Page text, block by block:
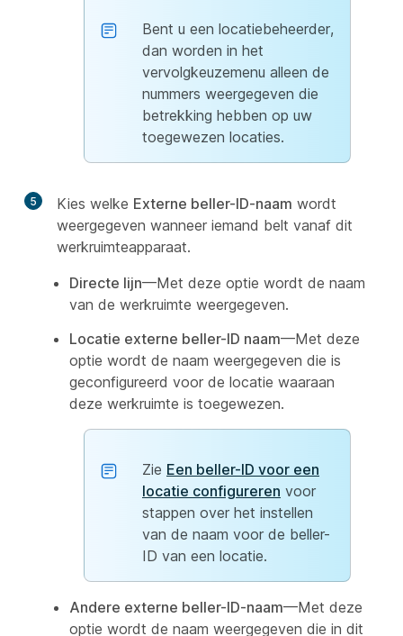
Bent u een locatiebeheerder,
dan worden in het
vervolgkeuzemenu alleen de
nummers weergegeven die
betrekking hebben op uw
toegewezen locaties.
5 Kies welke Externe beller-ID-naam wordt
weergegeven wanneer iemand belt vanaf dit
werkruimteapparaat.
Directe lijn—Met deze optie wordt de naam
van de werkruimte weergegeven.
Locatie externe beller-ID naam—Met deze
optie wordt de naam weergegeven die is
geconfigureerd voor de locatie waaraan
deze werkruimte is toegewezen.
Zie Een beller-ID voor een
locatie configureren voor
stappen over het instellen
van de naam voor de beller-
ID van een locatie.
Andere externe beller-ID-naam—Met deze
optie wordt de naam weergegeven die in dit